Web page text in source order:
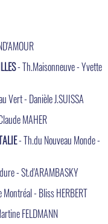
- Th.Maisonneuve - Yvette
Vert - Danièle J.SUISSA
MAHER
- Th.du Nouveau Monde -
- St.d'ARAMBASKY
Montréal - Bliss HERBERT
FELDMANN